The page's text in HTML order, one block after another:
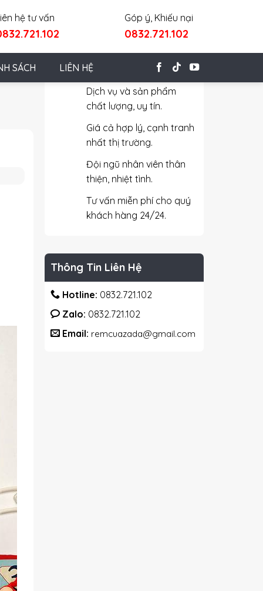
hệ tư vấn Góp ý, Khiếu nại
0832.721.102
SÁCH LIÊN HỆ
Cam Kết Với Khách Hàng
Dịch vụ và sản phẩm
chất lượng, uy tín.
Giá cả hợp lý, cạnh tranh
nhất thị trường.
Đội ngũ nhân viên thân
thiện, nhiệt tình.
Tư vấn miễn phí cho quý
khách hàng 24/24.
Thông Tin Liên Hệ
Hotline: 0832.721.102
Zalo: 0832.721.102
Email: remcuazada@gmail.com